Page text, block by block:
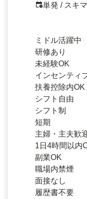
単発 / スキ
ミドル活躍中
研修あり
未経験OK
インセンティ
扶養控除内OK
シフト自由
シフト制
短期
主婦・主夫歓
1日4時間以内
副業OK
職場内禁煙
面接なし
履歴書不要